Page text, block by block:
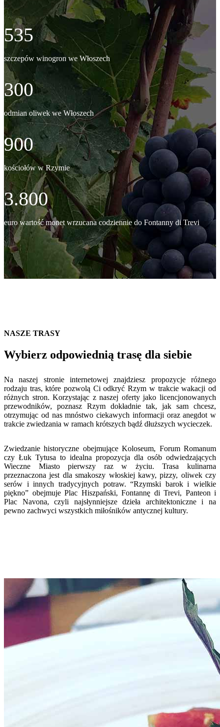
535
szczepów winogron we Włoszech
300
odmian oliwek we Włoszech
900
kościołów w Rzymie
3.800
euro wartość monet wrzucana codziennie do Fontanny di Trevi
NASZE TRASY
Wybierz odpowiednią trasę dla siebie
Na naszej stronie internetowej znajdziesz propozycje różnego
rodzaju tras, które pozwolą Ci odkryć Rzym w trakcie wakacji od
różnych stron. Korzystając z naszej oferty jako licencjonowanych
przewodników, poznasz Rzym dokładnie tak, jak sam chcesz,
otrzymując od nas mnóstwo ciekawych informacji oraz anegdot w
trakcie zwiedzania w ramach krótszych bądź dłuższych wycieczek.
Zwiedzanie historyczne obejmujące Koloseum, Forum Romanum
czy Łuk Tytusa to idealna propozycja dla osób odwiedzających
Wieczne Miasto pierwszy raz w życiu. Trasa kulinarna
przeznaczona jest dla smakoszy włoskiej kawy, pizzy, oliwek czy
serów i innych tradycyjnych potraw. “Rzymski barok i wielkie
piękno” obejmuje Plac Hiszpański, Fontannę di Trevi, Panteon i
Plac Navona, czyli najsłynniejsze dzieła architektoniczne i na
pewno zachwyci wszystkich miłośników antycznej kultury.